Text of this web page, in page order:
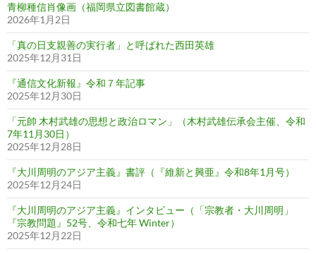
青柳種信肖像画（福岡県立図書館蔵）
2026年1月2日
「真の日支親善の実行者」と呼ばれた西田英雄
2025年12月31日
『通信文化新報』令和７年記事
2025年12月30日
「元帥 木村武雄の思想と政治ロマン」（木村武雄伝承会主催、令和
7年11月30日）
2025年12月28日
『大川周明のアジア主義』書評（『維新と興亜』令和8年1月号）
2025年12月24日
『大川周明のアジア主義』インタビュー（「宗教者・大川周明」
『宗教問題』52号、令和七年 Winter）
2025年12月22日